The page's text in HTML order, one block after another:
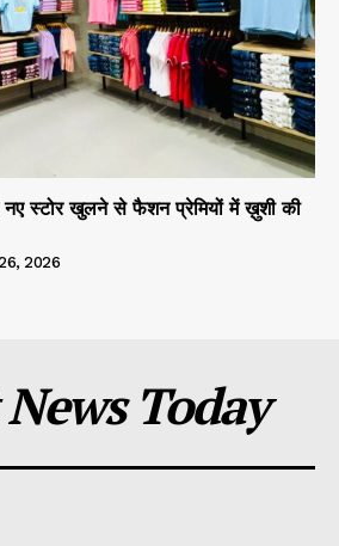
नए स्टोर खुलने से फैशन प्रेमियों में ख़ुशी की
2026
Today